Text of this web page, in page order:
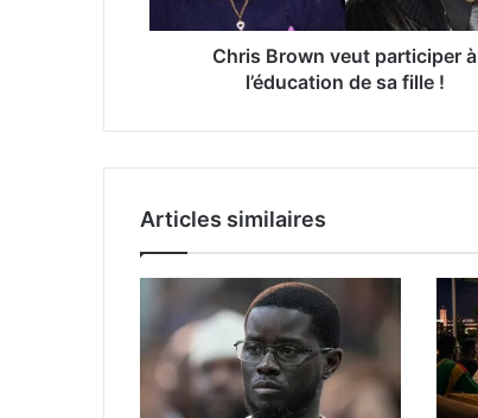
Chris Brown veut participer à
l’éducation de sa fille !
Articles similaires